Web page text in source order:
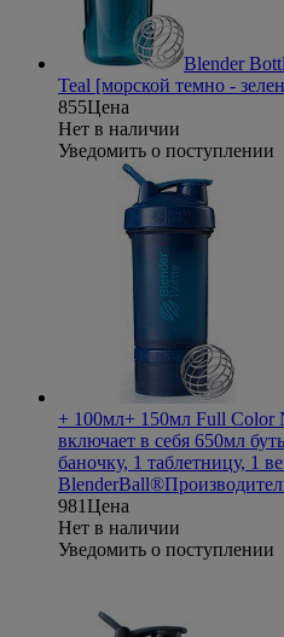
Blender
Teal [морской темно -
855Цена
Нет в наличии
Уведомить о поступлении
+ 100мл+ 150мл Full Color
включает в себя 650мл
баночку, 1 таблетницу, 1
BlenderBall®
981Цена
Нет в наличии
Уведомить о поступлении